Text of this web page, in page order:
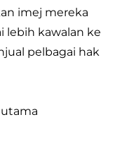
imej mereka
lebih kawalan ke
pelbagai hak